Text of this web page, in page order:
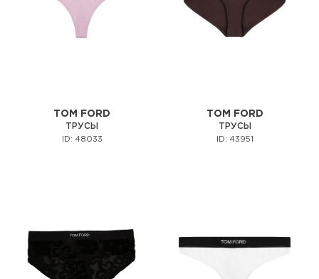
TOM FORD
ТРУСЫ
ID: 48033
TOM FORD
ТРУСЫ
ID: 43951